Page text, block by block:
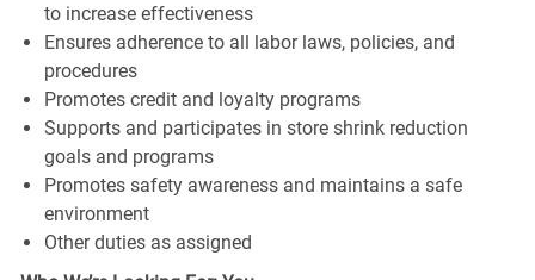
to increase effectiveness
Ensures adherence to all labor laws, policies, and
procedures
Promotes credit and loyalty programs
Supports and participates in store shrink reduction
goals and programs
Promotes safety awareness and maintains a safe
environment
Other duties as assigned